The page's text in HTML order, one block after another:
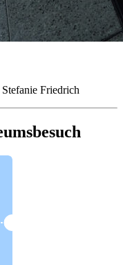
Friedrich